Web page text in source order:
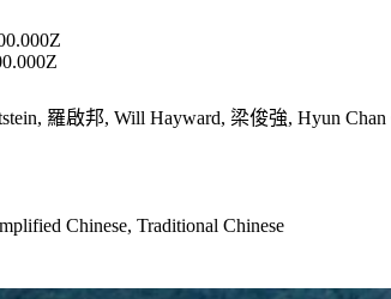
羅啟邦, Will Hayward, 梁俊強, Hyun Chan
Chinese, Traditional Chinese